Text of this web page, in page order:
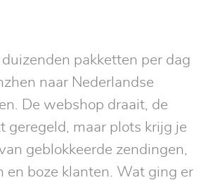
duizenden pakketten per dag
naar Nederlandse
De webshop draait, de
geregeld, maar plots krijg je
geblokkeerde zendingen,
en boze klanten. Wat ging er